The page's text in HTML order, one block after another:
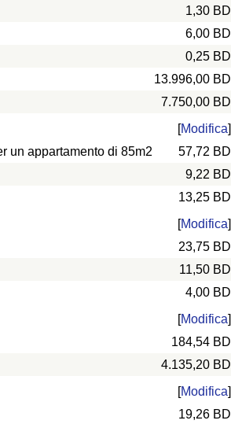
1,30 BD
6,00 BD
0,25 BD
13.996,00 BD
7.750,00 BD
[Modifica]
un appartamento di 85m2
57,72 BD
9,22 BD
13,25 BD
[Modifica]
23,75 BD
11,50 BD
4,00 BD
[Modifica]
184,54 BD
4.135,20 BD
[Modifica]
19,26 BD